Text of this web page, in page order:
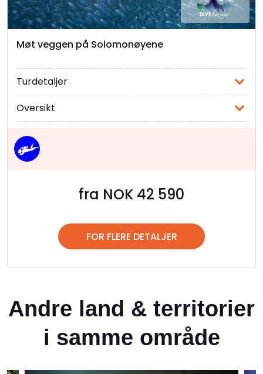
Møt veggen på Solomonøyene
Turdetaljer
Oversikt
fra NOK 42 590
FOR FLERE DETALJER
Andre land & territorier
i samme område